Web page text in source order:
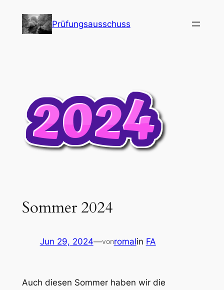
content
Prüfungsausschuss
Sommer 2024
Jun 29, 2024—vonromalin FA
Auch diesen Sommer haben wir die